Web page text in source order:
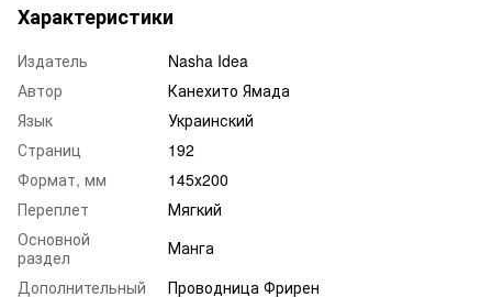
Характеристики
Издатель
Nasha Idea
Автор
Канехито Ямада
Язык
Украинский
Страниц
192
Формат, мм
145х200
Переплет
Мягкий
Основной
раздел
Манга
Дополнительный
Проводница Фрирен